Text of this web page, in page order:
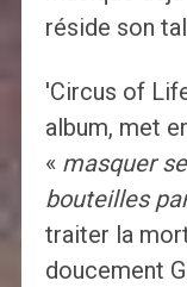
réside son
'Circus of
album, met
« masquer
bouteilles
traiter la
doucement